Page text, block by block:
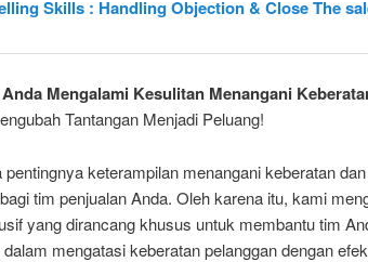
Mengalami Kesulitan Menangani
Tantangan Menjadi Peluang!
keterampilan menangani keberatan
tim penjualan Anda. Oleh karena itu, kami
yang dirancang khusus untuk membantu tim
mengatasi keberatan pelanggan dengan